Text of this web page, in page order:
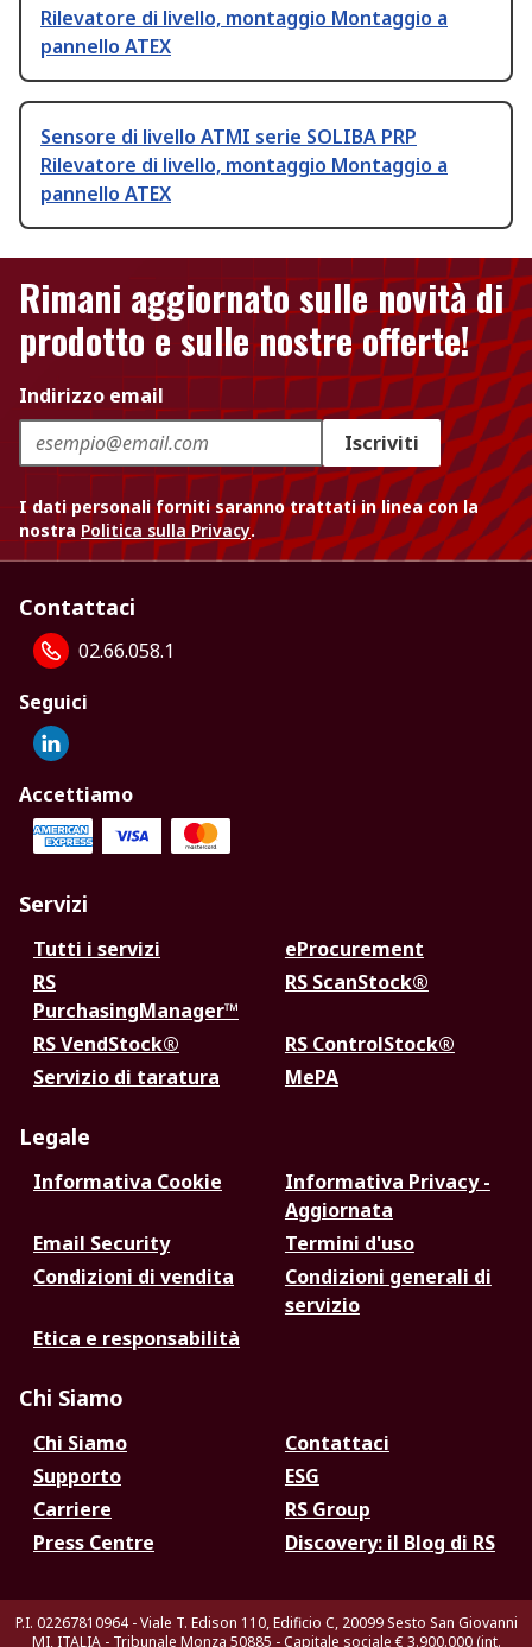
Rilevatore di livello, montaggio Montaggio a
pannello ATEX
Sensore di livello ATMI serie SOLIBA PRP
Rilevatore di livello, montaggio Montaggio a
pannello ATEX
Rimani aggiornato sulle novità di
prodotto e sulle nostre offerte!
Indirizzo email
Iscriviti
I dati personali forniti saranno trattati in linea con la
nostra Politica sulla Privacy.
Contattaci
02.66.058.1
Seguici
Accettiamo
Servizi
Tutti i servizi
eProcurement
RS
PurchasingManager™
RS ScanStock®
RS VendStock®
RS ControlStock®
Servizio di taratura
MePA
Legale
Informativa Cookie
Informativa Privacy -
Aggiornata
Email Security
Termini d'uso
Condizioni di vendita
Condizioni generali di
servizio
Etica e responsabilità
Chi Siamo
Chi Siamo
Contattaci
Supporto
ESG
Carriere
RS Group
Press Centre
Discovery: il Blog di RS
P.I. 02267810964 - Viale T. Edison 110, Edificio C, 20099 Sesto San Giovanni
MI, ITALIA - Tribunale Monza 50885 - Capitale sociale € 3.900.000 (int.